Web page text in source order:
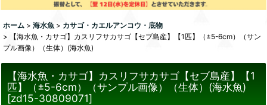
ホーム > 海水魚 > カサゴ・カエルアンコウ・底物
>
【海水魚・カサゴ】カスリフサカサゴ【セブ島産】【1匹】（±5-6cm）（サン
プル画像）（生体）(海水魚)
【海水魚・カサゴ】カスリフサカサゴ【セブ島産】【1
匹】（±5-6cm）（サンプル画像）（生体）(海水魚)
[zd15-30809071]